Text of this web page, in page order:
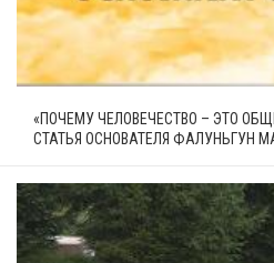
«ПОЧЕМУ ЧЕЛОВЕЧЕСТВО – ЭТО
СТАТЬЯ ОСНОВАТЕЛЯ ФАЛУНЬГУН